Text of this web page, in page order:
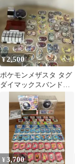
セット
¥2,500
ポケモンメザスタ タグ
ダイマックスバンド
テラスタルオーブ ま
とめ
¥3,700